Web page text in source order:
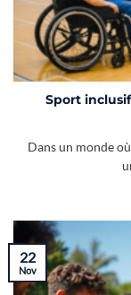
Sport
Dans un monde
22
Nov